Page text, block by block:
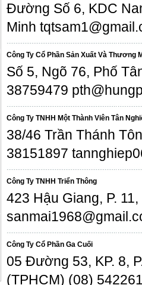
Đường Số 6, KDC
Minh
Công Ty Cổ Phần Sản Xuất Và Thương
Số 5, Ngõ 76, Phố
38759479
Công Ty TNHH Một Thành Viên Tân
38/46 Trần Thánh
38151897
Công Ty TNHH Triển Thông
423 Hậu Giang, P.
Công Ty Cổ Phần Ga Cuối
05 Đường 53, KP. 8,
(TPHCM) (08)